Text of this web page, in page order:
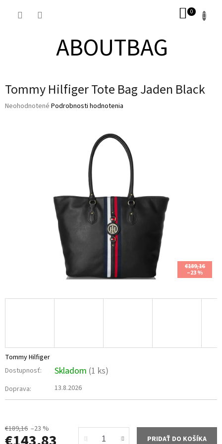
ABOUTBAG
Tommy Hilfiger Tote Bag Jaden Black
Priemerné
Neohodnotené Podrobnosti hodnotenia
€189,16
–23 %
€189,16 –23 %
PRIDAŤ DO KOŠÍKA
Tommy Hilfiger
Dostupnosť:
Skladom (1 ks)
Doprava: 13.8.2026